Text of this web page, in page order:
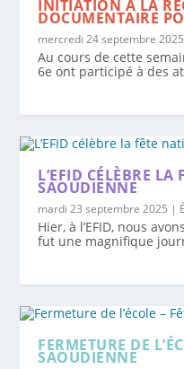
INITIATION À LA
DOCUMENTAIRE
mercredi 24 septembre 2025
Au cours de cette
6e ont participé à des
L’EFID CÉLÈBRE
SAOUDIENNE
mardi 23 septembre 2025 |
Hier, à l’EFID, nous
fut une magnifique
FERMETURE DE
SAOUDIENNE